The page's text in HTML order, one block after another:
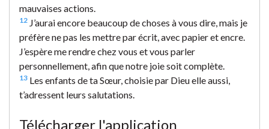
mauvaises actions.
12 J’aurai encore beaucoup de choses à vous dire, mais je
préfère ne pas les mettre par écrit, avec papier et encre.
J’espère me rendre chez vous et vous parler
personnellement, afin que notre joie soit complète.
13 Les enfants de ta Sœur, choisie par Dieu elle aussi,
t’adressent leurs salutations.
Télécharger l'application